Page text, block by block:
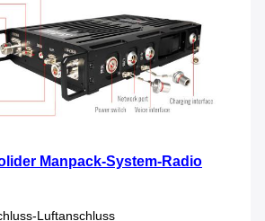
Manpack-System-Radio
Luftanschluss